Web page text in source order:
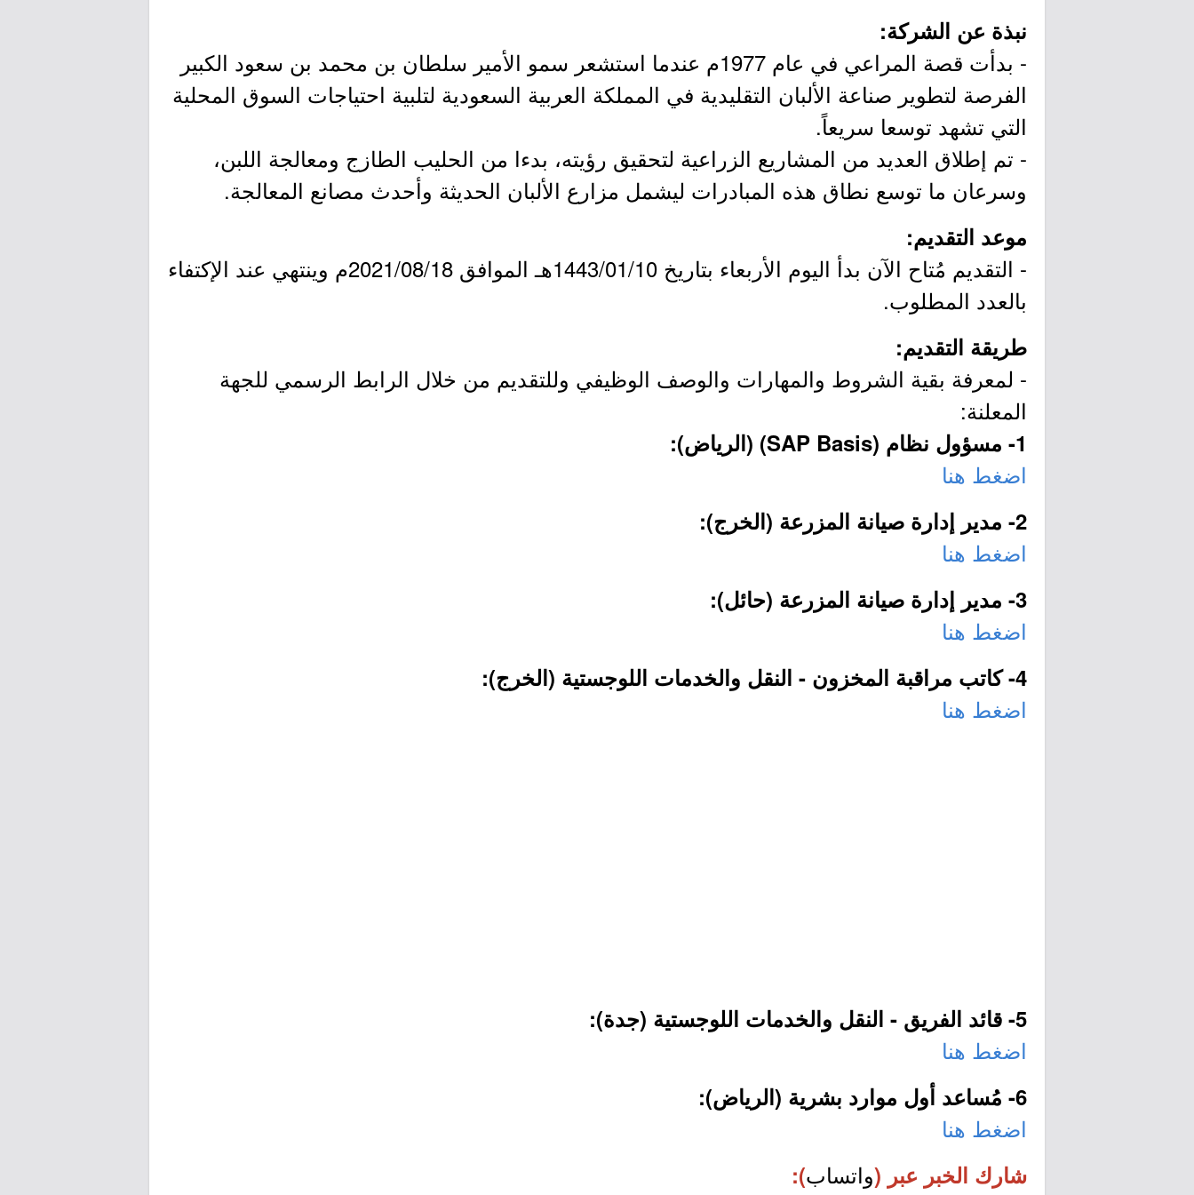
نبذة عن الشركة:
- بدأت قصة المراعي في عام 1977م عندما استشعر سمو الأمير سلطان بن محمد بن سعود الكبير
الفرصة لتطوير صناعة الألبان التقليدية في المملكة العربية السعودية لتلبية احتياجات السوق المحلية
التي تشهد توسعا سريعاً.
- تم إطلاق العديد من المشاريع الزراعية لتحقيق رؤيته، بدءا من الحليب الطازج ومعالجة اللبن،
وسرعان ما توسع نطاق هذه المبادرات ليشمل مزارع الألبان الحديثة وأحدث مصانع المعالجة.
موعد التقديم:
- التقديم مُتاح الآن بدأ اليوم الأربعاء بتاريخ 1443/01/10هـ الموافق 2021/08/18م وينتهي عند الإكتفاء
بالعدد المطلوب.
طريقة التقديم:
- لمعرفة بقية الشروط والمهارات والوصف الوظيفي وللتقديم من خلال الرابط الرسمي للجهة
المعلنة:
1- مسؤول نظام (SAP Basis) (الرياض):
اضغط هنا
2- مدير إدارة صيانة المزرعة (الخرج):
اضغط هنا
3- مدير إدارة صيانة المزرعة (حائل):
اضغط هنا
4- كاتب مراقبة المخزون - النقل والخدمات اللوجستية (الخرج):
اضغط هنا
5- قائد الفريق - النقل والخدمات اللوجستية (جدة):
اضغط هنا
6- مُساعد أول موارد بشرية (الرياض):
اضغط هنا
شارك الخبر عبر (واتساب):